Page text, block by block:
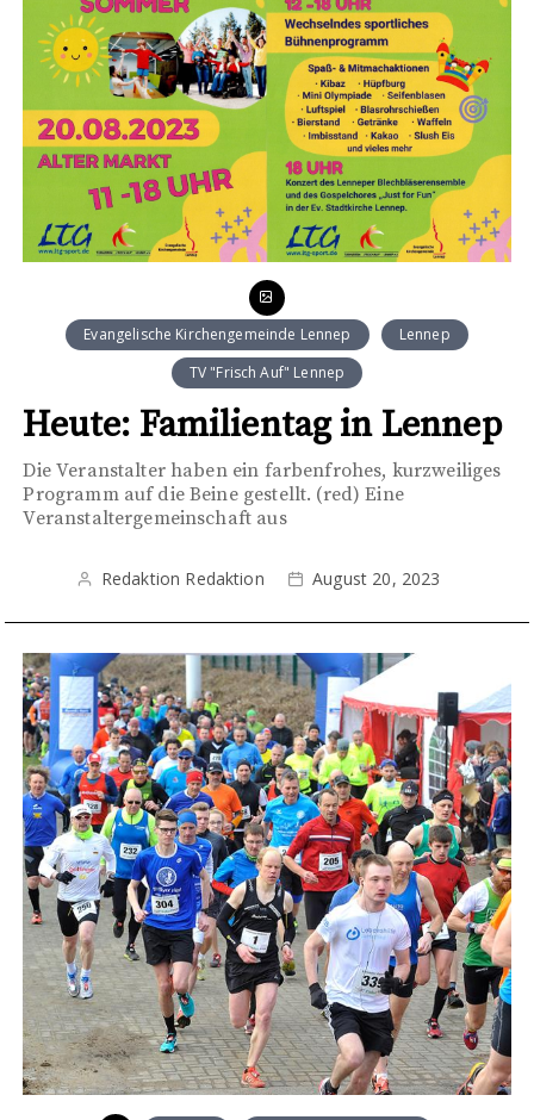
Evangelische Kirchengemeinde Lennep
Lennep
TV "Frisch Auf" Lennep
Heute: Familientag in Lennep
Die Veranstalter haben ein farbenfrohes, kurzweiliges
Programm auf die Beine gestellt. (red) Eine
Veranstaltergemeinschaft aus
Redaktion Redaktion August 20, 2023